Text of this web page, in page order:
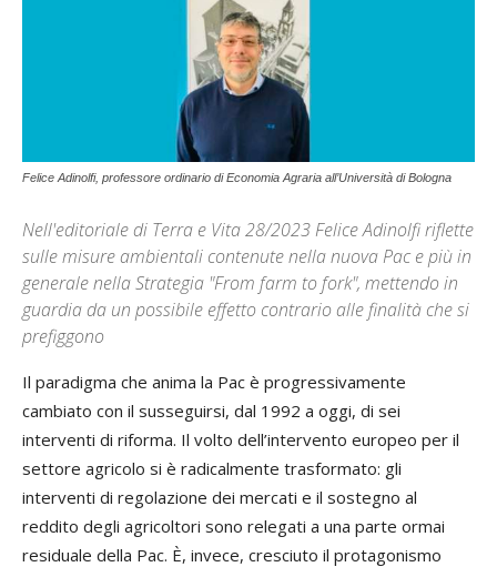
Felice Adinolfi, professore ordinario di Economia Agraria all’Università di Bologna
Nell'editoriale di Terra e Vita 28/2023 Felice Adinolfi riflette
sulle misure ambientali contenute nella nuova Pac e più in
generale nella Strategia "From farm to fork", mettendo in
guardia da un possibile effetto contrario alle finalità che si
prefiggono
Il paradigma che anima la Pac è progressivamente
cambiato con il susseguirsi, dal 1992 a oggi, di sei
interventi di riforma. Il volto dell’intervento europeo per il
settore agricolo si è radicalmente trasformato: gli
interventi di regolazione dei mercati e il sostegno al
reddito degli agricoltori sono relegati a una parte ormai
residuale della Pac. È, invece, cresciuto il protagonismo